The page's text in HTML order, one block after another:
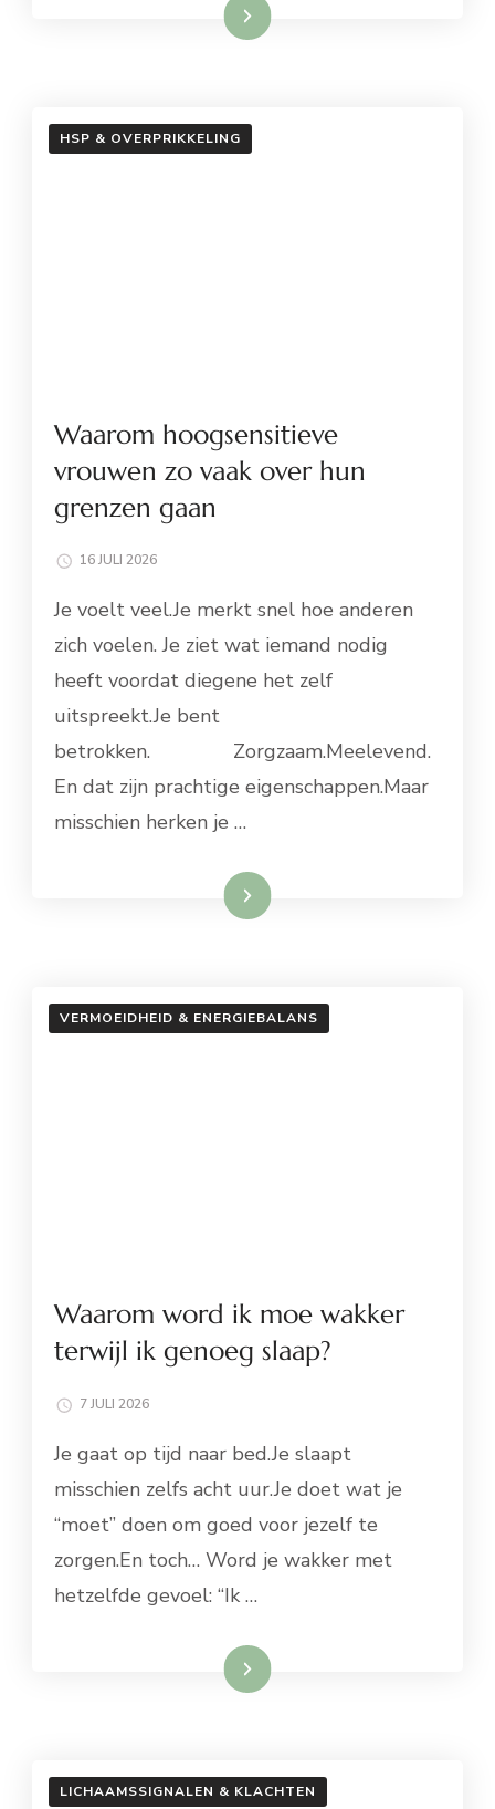
Lees meer
HSP & OVERPRIKKELING
Waarom hoogsensitieve
vrouwen zo vaak over hun
grenzen gaan
16 JULI 2026
Je voelt veel.Je merkt snel hoe anderen
zich voelen. Je ziet wat iemand nodig
heeft voordat diegene het zelf
uitspreekt.Je bent
betrokken. Zorgzaam.Meelevend.
En dat zijn prachtige eigenschappen.Maar
misschien herken je …
Lees meer
VERMOEIDHEID & ENERGIEBALANS
Waarom word ik moe wakker
terwijl ik genoeg slaap?
7 JULI 2026
Je gaat op tijd naar bed.Je slaapt
misschien zelfs acht uur.Je doet wat je
“moet” doen om goed voor jezelf te
zorgen.En toch… Word je wakker met
hetzelfde gevoel: “Ik …
Lees meer
LICHAAMSSIGNALEN & KLACHTEN